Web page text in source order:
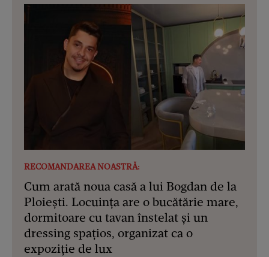
RECOMANDAREA NOASTRĂ:
Cum arată noua casă a lui Bogdan de la
Ploiești. Locuința are o bucătărie mare,
dormitoare cu tavan înstelat și un
dressing spațios, organizat ca o
expoziție de lux